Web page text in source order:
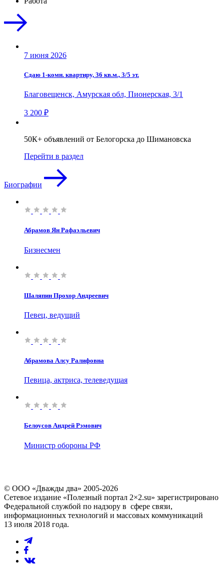
7 июня 2026
Сдаю 1-комн. квартиру, 36 кв.м., 3/5 эт.
Благовещенск, Амурская обл, Пионерская, 3/1
3 200 ₽
50К+ объявлений от Белогорска до Шимановска
Перейти в раздел
Биографии
Абрамов Ян Рафаэльевич
Бизнесмен
Шаляпин Прохор Андреевич
Певец, ведущий
Абрамова Алсу Ралифовна
Певица, актриса, телеведущая
Белоусов Андрей Рэмович
Министр обороны РФ
© ООО «Дважды два» 2005-2026
Сетевое издание «Полезный портал 2×2.su» зарегистрировано
Федеральной службой по надзору в сфере связи,
информационных технологий и массовых коммуникаций
13 июля 2018 года.